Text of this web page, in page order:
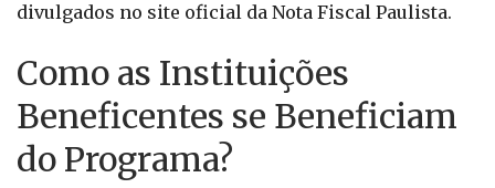
divulgados no site oficial da Nota Fiscal Paulista.
Como as Instituições
Beneficentes se Beneficiam
do Programa?